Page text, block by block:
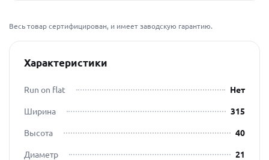
Весь товар сертифицирован, и имеет заводскую гарантию.
Характеристики
Run on flat
Нет
Ширина
315
Высота
40
Диаметр
21